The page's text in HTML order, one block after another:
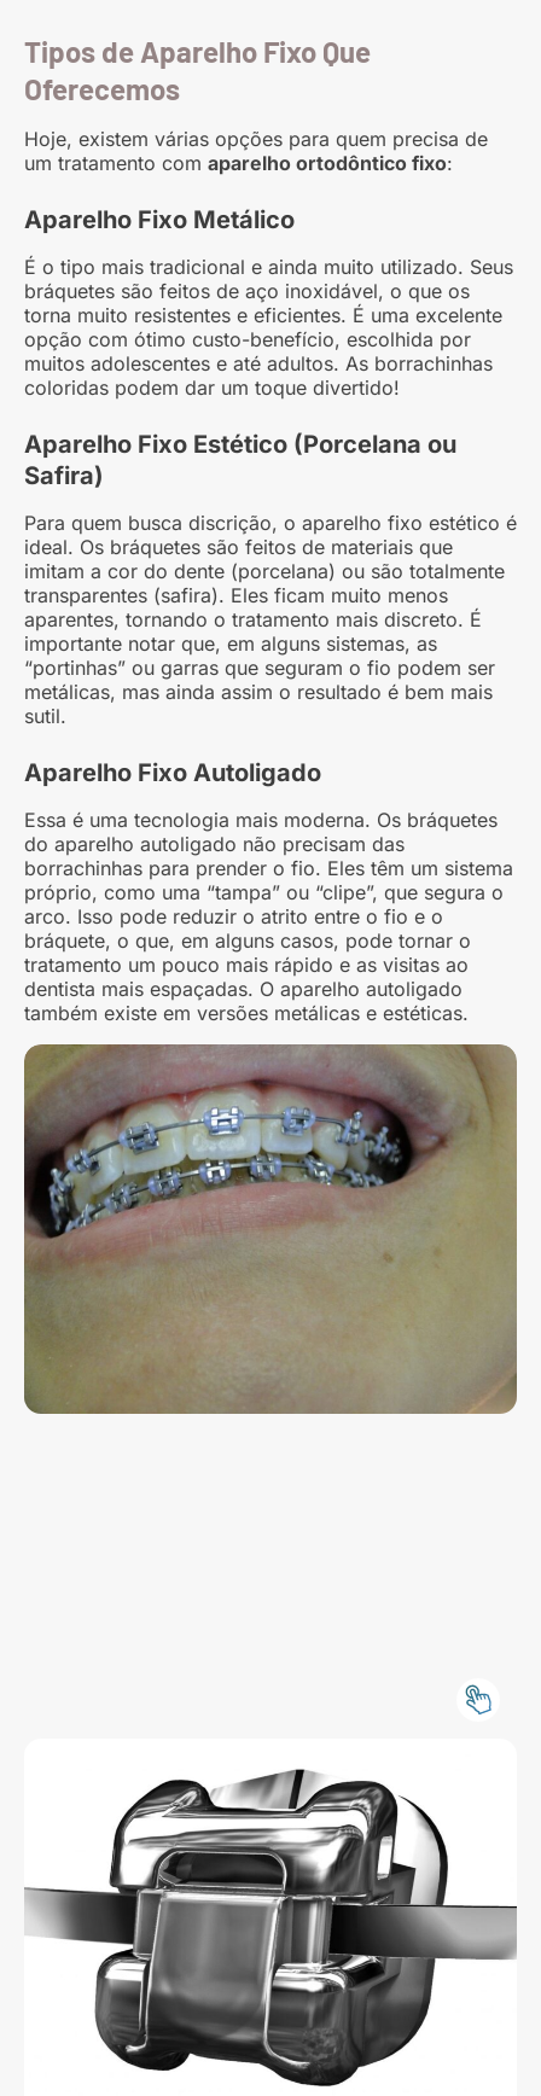
Tipos de Aparelho Fixo Que
Oferecemos
Hoje, existem várias opções para quem precisa de
um tratamento com aparelho ortodôntico fixo:
Aparelho Fixo Metálico
É o tipo mais tradicional e ainda muito utilizado. Seus
bráquetes são feitos de aço inoxidável, o que os
torna muito resistentes e eficientes. É uma excelente
opção com ótimo custo-benefício, escolhida por
muitos adolescentes e até adultos. As borrachinhas
coloridas podem dar um toque divertido!
Aparelho Fixo Estético (Porcelana ou
Safira)
Para quem busca discrição, o aparelho fixo estético é
ideal. Os bráquetes são feitos de materiais que
imitam a cor do dente (porcelana) ou são totalmente
transparentes (safira). Eles ficam muito menos
aparentes, tornando o tratamento mais discreto. É
importante notar que, em alguns sistemas, as
“portinhas” ou garras que seguram o fio podem ser
metálicas, mas ainda assim o resultado é bem mais
sutil.
Aparelho Fixo Autoligado
Essa é uma tecnologia mais moderna. Os bráquetes
do aparelho autoligado não precisam das
borrachinhas para prender o fio. Eles têm um sistema
próprio, como uma “tampa” ou “clipe”, que segura o
arco. Isso pode reduzir o atrito entre o fio e o
bráquete, o que, em alguns casos, pode tornar o
tratamento um pouco mais rápido e as visitas ao
dentista mais espaçadas. O aparelho autoligado
também existe em versões metálicas e estéticas.